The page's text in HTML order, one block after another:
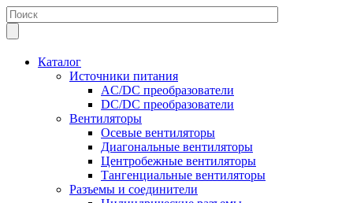
Каталог
Источники питания
AC/DC преобразователи
DC/DC преобразователи
Вентиляторы
Осевые вентиляторы
Диагональные вентиляторы
Центробежные вентиляторы
Тангенциальные вентиляторы
Разъемы и соединители